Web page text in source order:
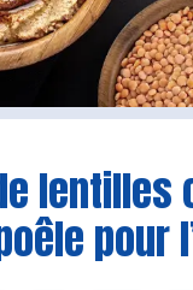
lentilles
pour